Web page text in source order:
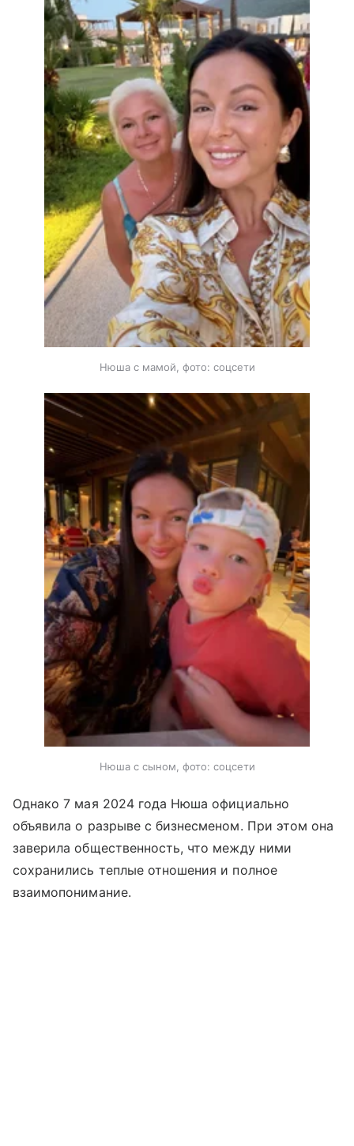
Нюша с мамой, фото: соцсети
Нюша с сыном, фото: соцсети
Однако 7 мая 2024 года Нюша официально
объявила о разрыве с бизнесменом. При этом она
заверила общественность, что между ними
сохранились теплые отношения и полное
взаимопонимание.